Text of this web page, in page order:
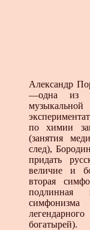
Александр
—одна из
по химии
(занятия
след),
придать
величие и
вторая
подлинная
богатырей).